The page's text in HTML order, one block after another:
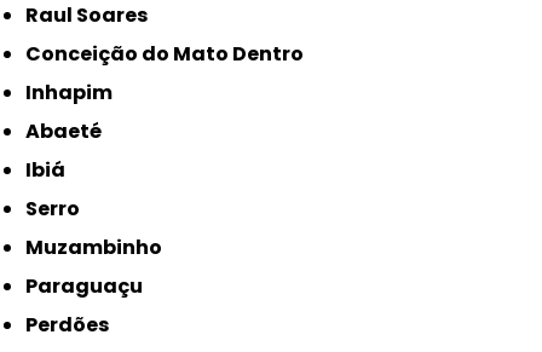
Raul Soares
Conceição do Mato Dentro
Inhapim
Abaeté
Ibiá
Serro
Muzambinho
Paraguaçu
Perdões